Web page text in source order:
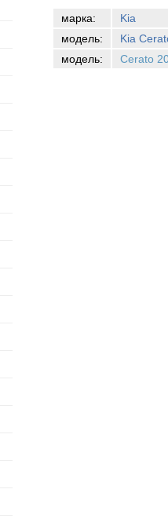
марка:
Kia
модель:
Kia
модель:
Cerato